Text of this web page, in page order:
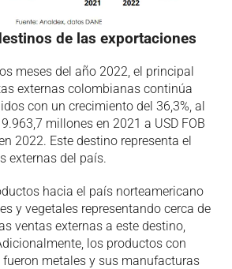
de las exportaciones
meses del año 2022, el principal
externas colombianas continúa
con un crecimiento del 36,3%, al
millones en 2021 a USD FOB
2022. Este destino representa el
externas del país.
hacia el país norteamericano
y vegetales representando cerca de
ventas externas a este destino,
los productos con
metales y sus manufacturas